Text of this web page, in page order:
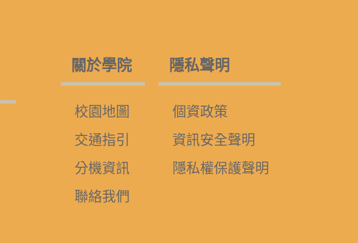
關於學院
校園地圖
交通指引
分機資訊
聯絡我們
隱私聲明
個資政策
資訊安全聲明
隱私權保護聲明